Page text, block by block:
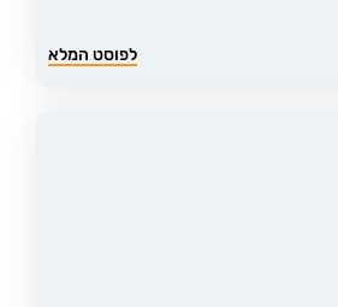
לפוסט המלא